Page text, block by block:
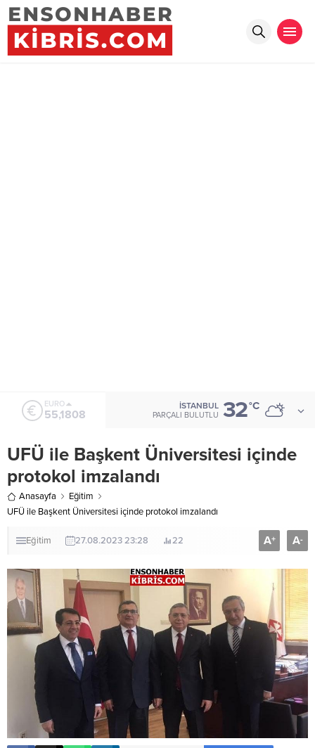
ALTIN
6.662,82
İSTANBUL
PARÇALI BULUTLU 32°C
UFÜ ile Başkent Üniversitesi içinde
protokol imzalandı
Anasayfa
Eğitim
UFÜ ile Başkent Üniversitesi içinde protokol imzalandı
Eğitim 27.08.2023 23:28 22 A+ A-